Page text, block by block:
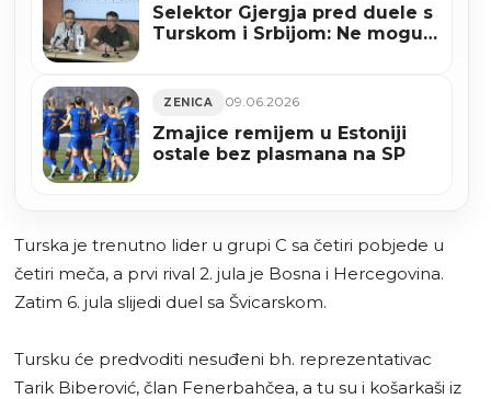
Selektor Gjergja pred duele s
Turskom i Srbijom: Ne mogu
ZENICA 09.06.2026
Zmajice remijem u Estoniji
ostale bez plasmana na SP
Turska je trenutno lider u grupi C sa četiri pobjede u
četiri meča, a prvi rival 2. jula je Bosna i Hercegovina.
Zatim 6. jula slijedi duel sa Švicarskom.
Tursku će predvoditi nesuđeni bh. reprezentativac
Tarik Biberović, član Fenerbahčea, a tu su i košarkaši iz